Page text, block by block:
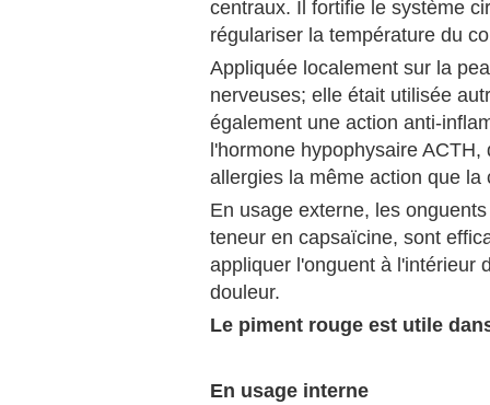
centraux. Il fortifie le système
régulariser la température du
Appliquée localement sur la
nerveuses; elle était utilisée
également une action anti-
l'hormone hypophysaire
allergies la même action que la
En usage externe, les
teneur en capsaïcine, sont
appliquer l'onguent à l'intérieur
douleur.
Le piment rouge est utile
En usage interne